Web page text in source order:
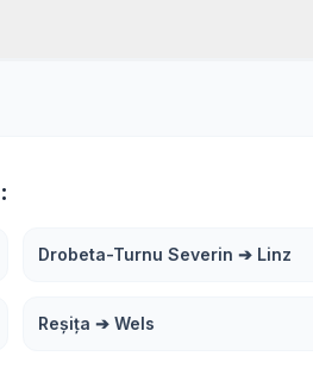
Drobeta-Turnu Severin ➔ Linz
Reșița ➔ Wels